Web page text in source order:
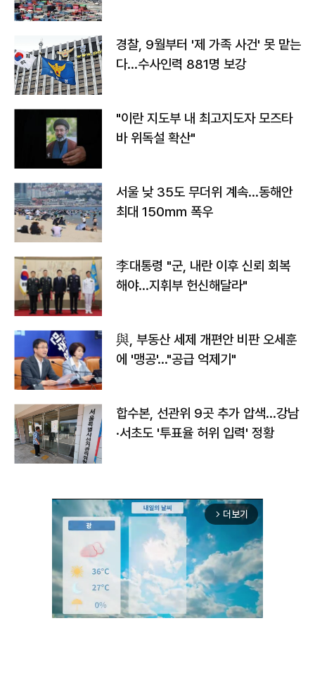
경찰, 9월부터 '제 가족 사건' 못 맡는
다…수사인력 881명 보강
"이란 지도부 내 최고지도자 모즈타
바 위독설 확산"
서울 낮 35도 무더위 계속…동해안
최대 150㎜ 폭우
李대통령 "군, 내란 이후 신뢰 회복
해야…지휘부 헌신해달라"
與, 부동산 세제 개편안 비판 오세훈
에 '맹공'…"공급 억제기"
합수본, 선관위 9곳 추가 압색…강남
·서초도 '투표율 허위 입력' 정황
arrow_forward_ios 더보기